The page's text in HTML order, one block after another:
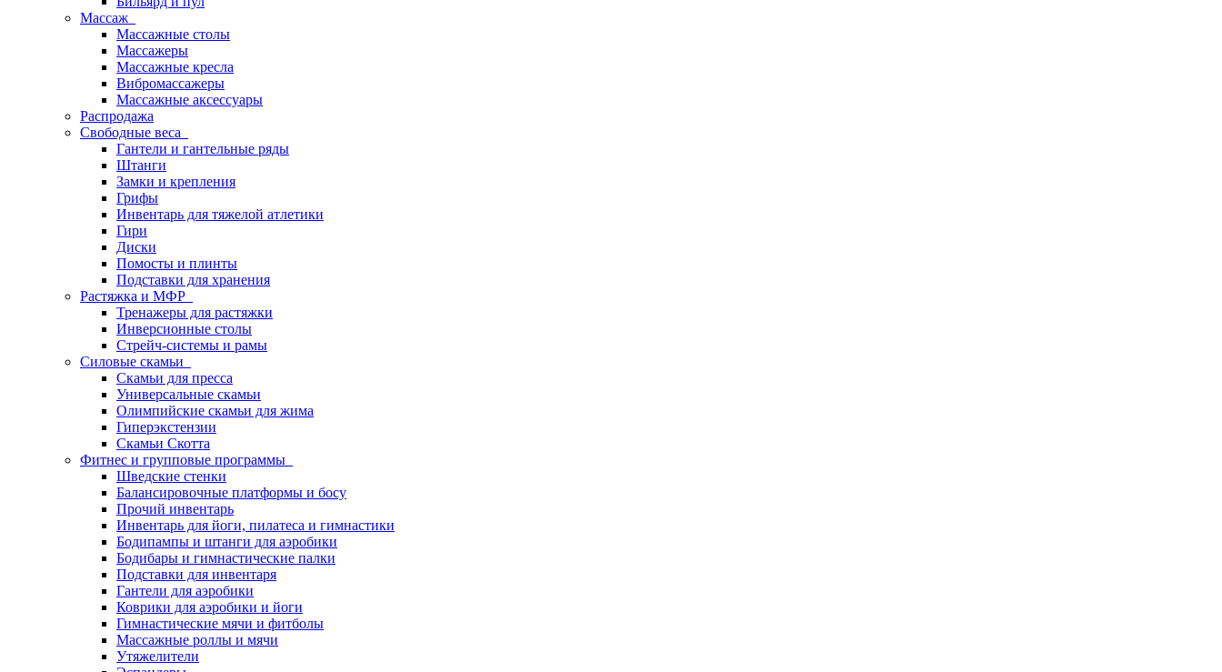
Массаж
Массажные столы
Массажеры
Массажные кресла
Вибромассажеры
Массажные аксессуары
Распродажа
Свободные веса
Гантели и гантельные ряды
Штанги
Замки и крепления
Грифы
Инвентарь для тяжелой атлетики
Гири
Диски
Помосты и плинты
Подставки для хранения
Растяжка и МФР
Тренажеры для растяжки
Инверсионные столы
Стрейч-системы и рамы
Силовые скамьи
Скамьи для пресса
Универсальные скамьи
Олимпийские скамьи для жима
Гиперэкстензии
Скамьи Скотта
Фитнес и групповые программы
Шведские стенки
Балансировочные платформы и босу
Прочий инвентарь
Инвентарь для йоги, пилатеса и гимнастики
Бодипампы и штанги для аэробики
Бодибары и гимнастические палки
Подставки для инвентаря
Гантели для аэробики
Коврики для аэробики и йоги
Гимнастические мячи и фитболы
Массажные роллы и мячи
Утяжелители